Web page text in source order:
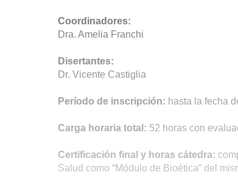
Coordinadores:
Dra. Amelia Franchi
Disertantes:
Dr. Vicente Castiglia
Período de inscripción: hasta la fecha
Carga horaria total: 52 horas con
Certificación final y horas cátedra:
Salud como “Módulo de Bioética” del